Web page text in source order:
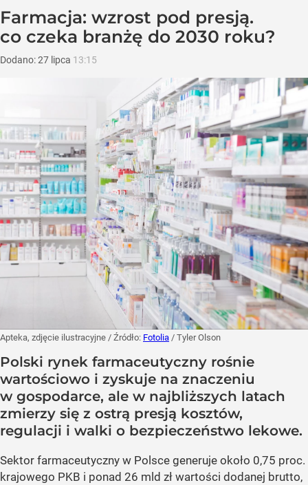
Farmacja: wzrost pod presją.
co czeka branżę do 2030 roku?
Dodano:27 lipca 13:15
Apteka, zdjęcie ilustracyjne / Źródło: Fotolia / Tyler Olson
Polski rynek farmaceutyczny rośnie
wartościowo i zyskuje na znaczeniu
w gospodarce, ale w najbliższych latach
zmierzy się z ostrą presją kosztów,
regulacji i walki o bezpieczeństwo lekowe.
Sektor farmaceutyczny w Polsce generuje około 0,75 proc.
krajowego PKB i ponad 26 mld zł wartości dodanej brutto,